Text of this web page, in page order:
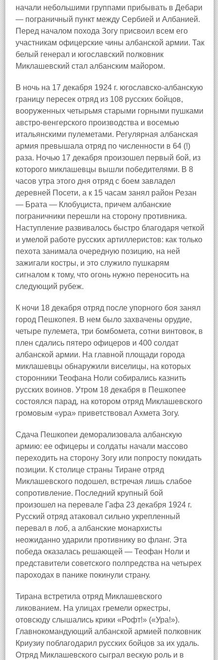
начали небольшими группами прибывать в Дебари
— пограничный пункт между Сербией и Албанией.
Перед началом похода Зогу присвоил всем его
участникам офицерские чины албанской армии. Так
белый генерал и югославский полковник
Миклашевский стал албанским майором.
В ночь на 17 декабря 1924 г. югославско-албанскую
границу пересек отряд из 108 русских бойцов,
вооруженных четырьмя старыми горными пушками
австро-венгерского производства и восемью
итальянскими пулеметами. Регулярная албанская
армия превышала отряд по численности в 64 (!)
раза. Ночью 17 декабря произошел первый бой, из
которого миклашевцы вышли победителями. В 8
часов утра этого дня отряд с боем завладел
деревней Посети, а к 15 часам занял район Резан
— Брата — Клобуциста, причем албанские
пограничники перешли на сторону противника.
Наступление развивалось быстро благодаря четкой
и умелой работе русских артиллеристов: как только
пехота занимала очередную позицию, на ней
зажигали костры, и это служило пушкарям
сигналом к тому, что огонь нужно переносить на
следующий рубеж.
К ночи 18 декабря отряд после упорного боя занял
город Пешкопея. В нем было захвачены орудие,
четыре пулемета, три бомбомета, сотни винтовок, в
плен сдались пятеро офицеров и 400 солдат
албанской армии. На главной площади города
миклашевцы обнаружили виселицы, на которых
сторонники Теофана Ноли собирались казнить
русских воинов. Утром 18 декабря в Пешкопее
состоялся парад, на котором отряд Миклашевского
громовым «ура» приветствовал Ахмета Зогу.
Сдача Пешкопеи деморализовала албанскую
армию: ее офицеры и солдаты начали массово
переходить на сторону Зогу или попросту покидать
позиции. К столице страны Тиране отряд
Миклашевского подошел, встречая лишь слабое
сопротивление. Последний крупный бой
произошел на перевале Гафа 23 декабря 1924 г.
Русский отряд атаковал сильно укрепленный
перевал в лоб, а албанские монархисты
неожиданно ударили противнику во фланг. Эта
победа оказалась решающей — Теофан Ноли и
представители советского полпредства на четырех
пароходах в панике покинули страну.
Тирана встретила отряд Миклашевского
ликованием. На улицах гремели оркестры,
отовсюду слышались крики «Рофт!» («Ура!»).
Главнокомандующий албанской армией полковник
Криузиу поблагодарил русских бойцов за их удаль.
Отряд Миклашевского сыграл вескую роль и в